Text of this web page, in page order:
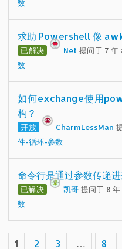
数
求助 Powershell 像
已解决 Net 提问于 7 年
数
如何exchange使用
构？
开放 CharmLessMan
件-循环-参数
命令行是通过参数传递
已解决 凯哥 提问于 8
数
1 2 3 … 8